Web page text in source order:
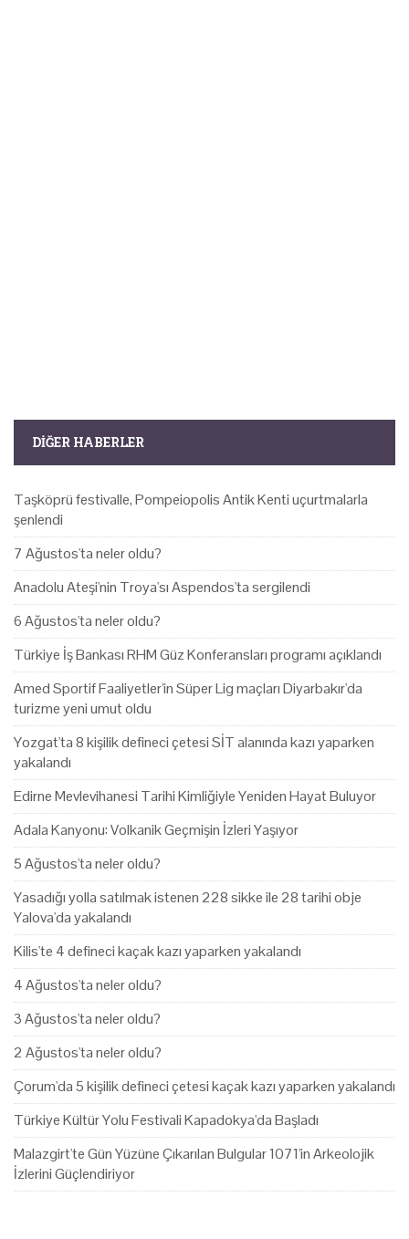
DIĞER HABERLER
Taşköprü festivalle, Pompeiopolis Antik Kenti uçurtmalarla
şenlendi
7 Ağustos'ta neler oldu?
Anadolu Ateşi'nin Troya'sı Aspendos'ta sergilendi
6 Ağustos'ta neler oldu?
Türkiye İş Bankası RHM Güz Konferansları programı açıklandı
Amed Sportif Faaliyetler'in Süper Lig maçları Diyarbakır'da
turizme yeni umut oldu
Yozgat'ta 8 kişilik defineci çetesi SİT alanında kazı yaparken
yakalandı
Edirne Mevlevihanesi Tarihi Kimliğiyle Yeniden Hayat Buluyor
Adala Kanyonu: Volkanik Geçmişin İzleri Yaşıyor
5 Ağustos'ta neler oldu?
Yasadığı yolla satılmak istenen 228 sikke ile 28 tarihi obje
Yalova'da yakalandı
Kilis'te 4 defineci kaçak kazı yaparken yakalandı
4 Ağustos'ta neler oldu?
3 Ağustos'ta neler oldu?
2 Ağustos'ta neler oldu?
Çorum'da 5 kişilik defineci çetesi kaçak kazı yaparken yakalandı
Türkiye Kültür Yolu Festivali Kapadokya'da Başladı
Malazgirt'te Gün Yüzüne Çıkarılan Bulgular 1071'in Arkeolojik
İzlerini Güçlendiriyor